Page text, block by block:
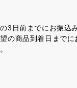
3日前までにお振込
の商品到着日まで